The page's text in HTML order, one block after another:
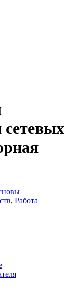
, Работа